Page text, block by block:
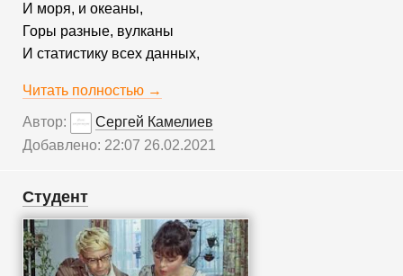
И моря, и океаны,
Горы разные, вулканы
И статистику всех данных,
Читать полностью →
Автор:
Сергей Камелиев
Добавлено: 22:07 26.02.2021
Студент